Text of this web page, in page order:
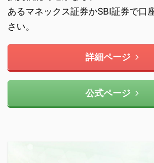
あるマネックス証券かSBI証券で口
さい。
詳細ページ
公式ページ